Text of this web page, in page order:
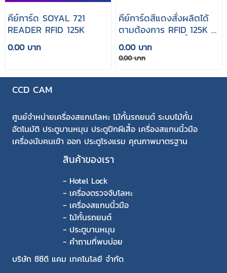
คีย์การ์ด SOYAL 721
READER RFID 125K
0.00 บาท
คีย์การ์ดสีแดงสั่งผลิตได้
ตามต้องการ RFID 125K สี
เขียว เหลือง ฟ้า น้ำเงิน
0.00 บาท
0.00 บาท
CCD CAM
ศูนย์จำหน่ายเครื่องสแกนโลหะ ไม้กั้นรถยนต์ ระบบไม้กั้น
อัตโนมัติ ประตูบานหมุน ประตูปีกผีเสื้อ เครื่องสแกนนิ้วมือ
เครื่องนับคนเข้า ออก ประตูโรงแรม คุณภาพมาตรฐาน
สินค้าของเรา
- Hotel Lock
- เครื่องตรวจจับโลหะ
- เครื่องสแกนนิ้วมือ
- ไม้กั้นรถยนต์
- ประตูบานหมุน
- คำถามที่พบบ่อย
บริษัท ซีซีดี แคม เทคโนโลยี จำกัด